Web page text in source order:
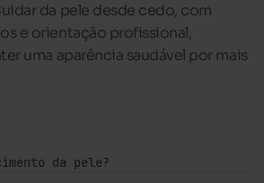
da pele desde cedo, com
e orientação profissional,
uma aparência saudável por mais
da pele?